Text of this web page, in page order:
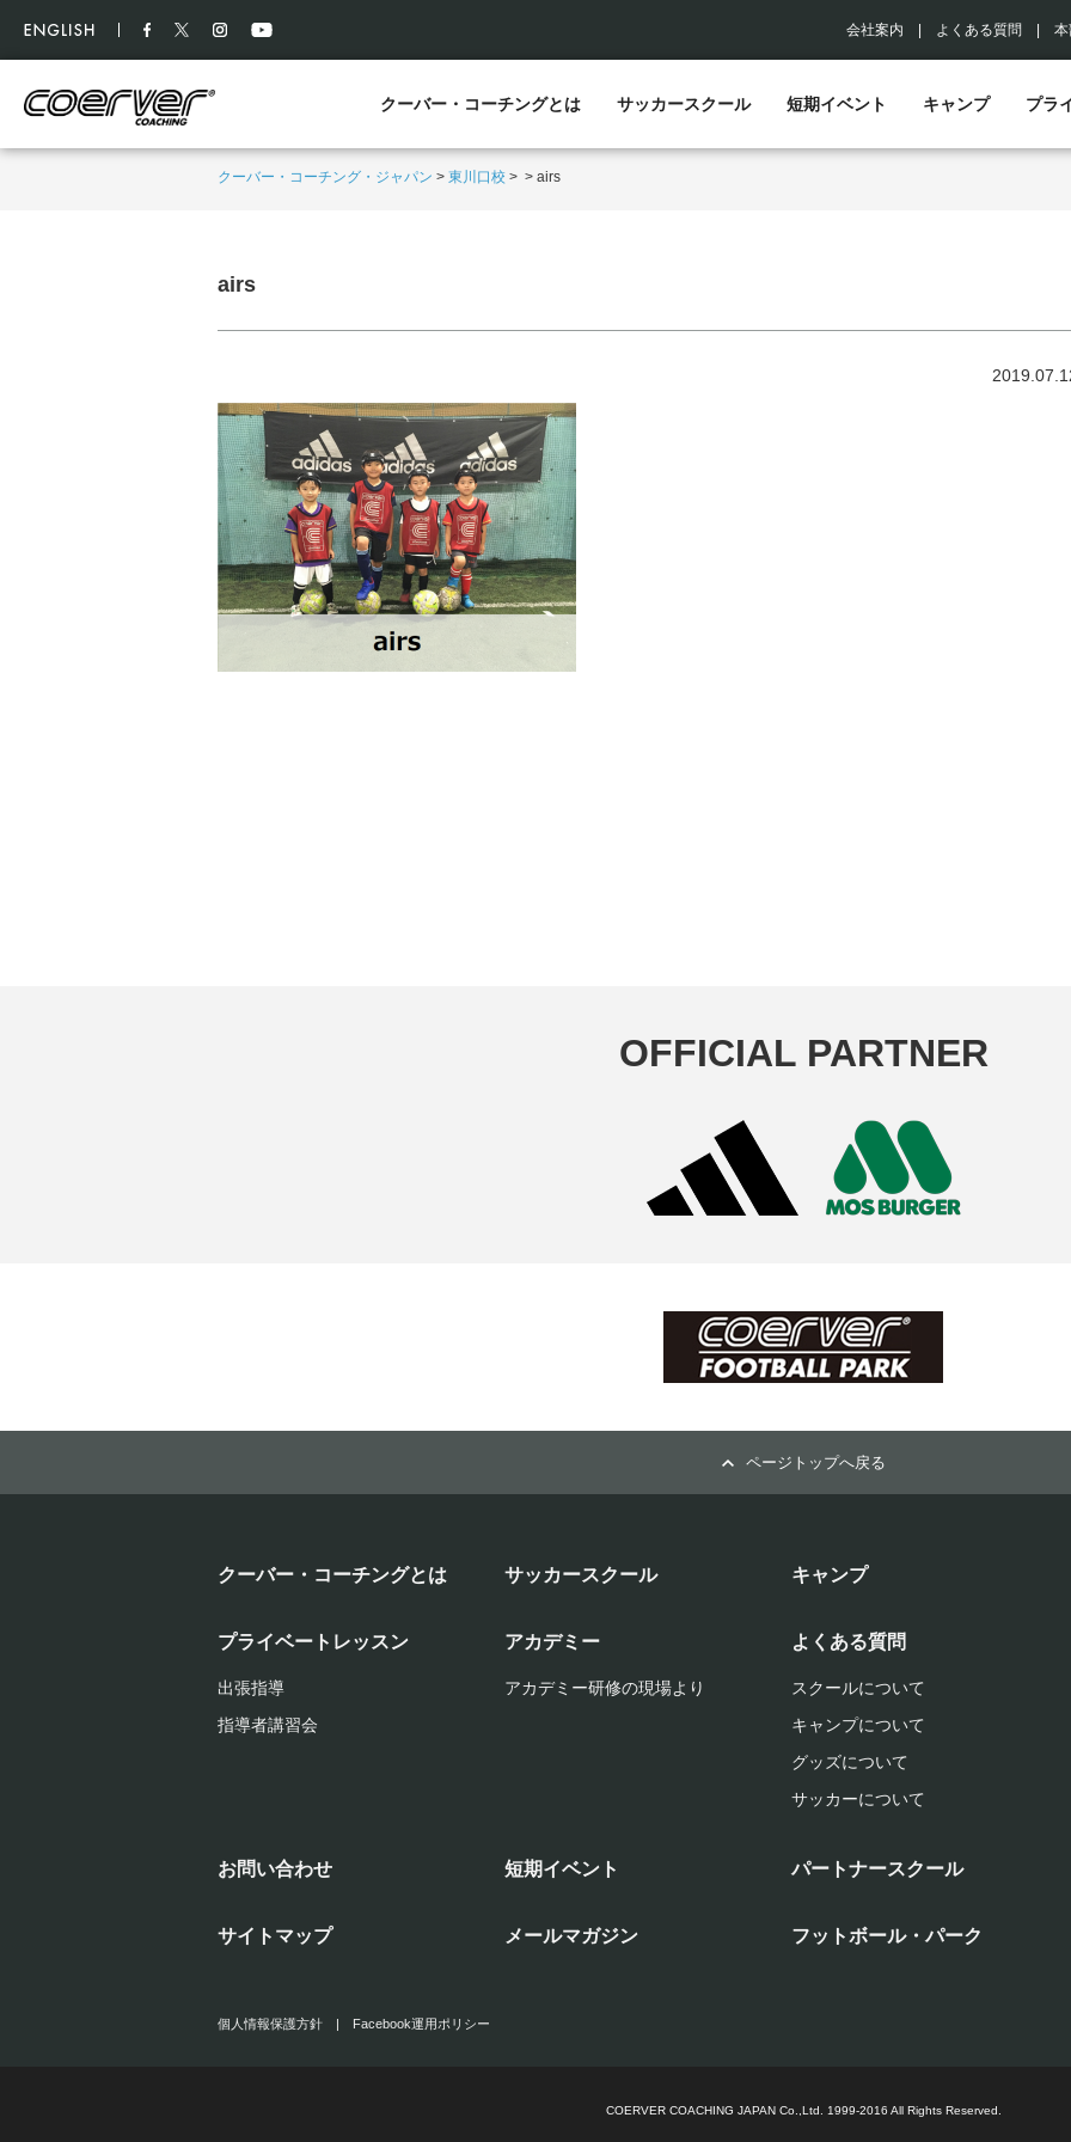
会社案内 よくある質問
クーバー・コーチングとは サッカースクール 短期イベント キャンプ プラ
クーバー・コーチング・ジャパン > 東川口校 > > airs
airs
OFFICIAL PARTNER
ページトップへ戻る
クーバー・コーチングとは サッカースクール キャンプ
プライベートレッスン
出張指導
指導者講習会
アカデミー
アカデミー研修の現場より
よくある質問
スクールについて
キャンプについて
グッズについて
サッカーについて
お問い合わせ 短期イベント パートナースクール
サイトマップ メールマガジン フットボール・パーク
個人情報保護方針 | Facebook運用ポリシー
COERVER COACHING JAPAN Co.,Ltd. 1999-2016 All Rights Reserved.